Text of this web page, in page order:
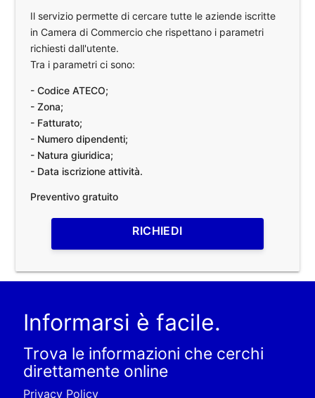
Il servizio permette di cercare tutte le aziende iscritte
in Camera di Commercio che rispettano i parametri
richiesti dall'utente.
Tra i parametri ci sono:
- Codice ATECO;
- Zona;
- Fatturato;
- Numero dipendenti;
- Natura giuridica;
- Data iscrizione attività.
Preventivo gratuito
RICHIEDI
Informarsi è facile.
Trova le informazioni che cerchi
direttamente online
Privacy Policy